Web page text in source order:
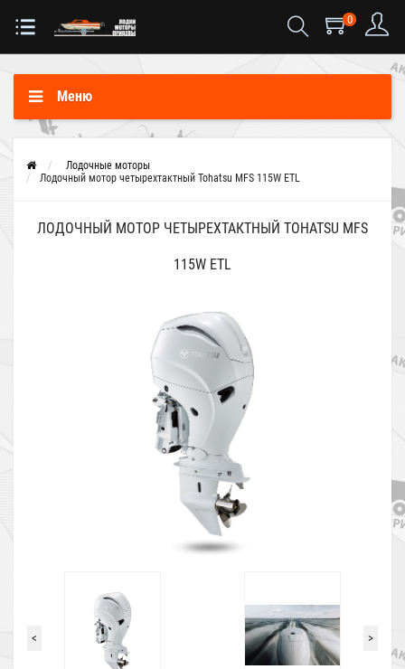
0
Меню
Лодочные моторы
Лодочный мотор четырехтактный Tohatsu MFS 115W EТL
ЛОДОЧНЫЙ МОТОР ЧЕТЫРЕХТАКТНЫЙ TOHATSU MFS
115W EТL
< >